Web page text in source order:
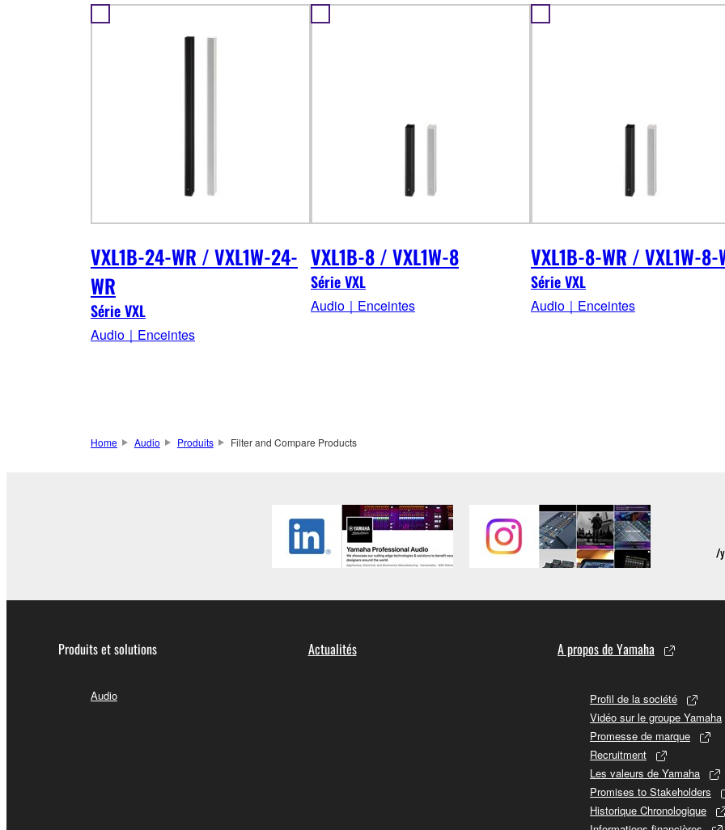
VXL1B-24-WR / VXL1W-24-
WR
Série VXL
Audio｜Enceintes
VXL1B-8 / VXL1W-8
Série VXL
Audio｜Enceintes
VXL1B-8-WR / VXL1W-8-
Série VXL
Audio｜Enceintes
Home Audio Produits Filter and Compare Products
Produits et solutions
Audio
Actualités A propos de Yamaha
Profil de la société
Vidéo sur le groupe Yamaha
Promesse de marque
Recruitment
Les valeurs de Yamaha
Promises to Stakeholders
Historique Chronologique